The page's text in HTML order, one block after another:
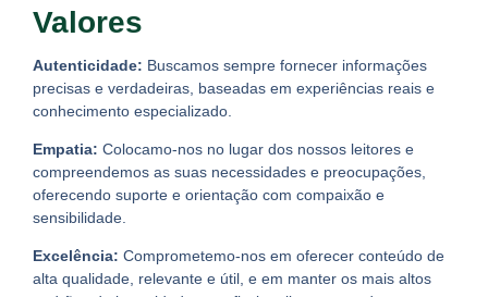
Valores
Autenticidade: Buscamos sempre fornecer informações
precisas e verdadeiras, baseadas em experiências reais e
conhecimento especializado.
Empatia: Colocamo-nos no lugar dos nossos leitores e
compreendemos as suas necessidades e preocupações,
oferecendo suporte e orientação com compaixão e
sensibilidade.
Excelência: Comprometemo-nos em oferecer conteúdo de
alta qualidade, relevante e útil, e em manter os mais altos